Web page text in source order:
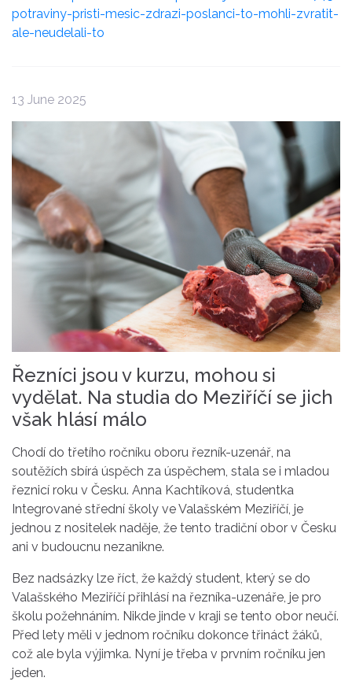
potraviny-pristi-mesic-zdrazi-poslanci-to-mohli-zvratit-
ale-neudelali-to
13 June 2025
Řezníci jsou v kurzu, mohou si
vydělat. Na studia do Meziříčí se jich
však hlásí málo
Chodí do třetího ročníku oboru řezník-uzenář, na
soutěžích sbírá úspěch za úspěchem, stala se i mladou
řeznicí roku v Česku. Anna Kachtíková, studentka
Integrované střední školy ve Valašském Meziříčí, je
jednou z nositelek naděje, že tento tradiční obor v Česku
ani v budoucnu nezanikne.
Bez nadsázky lze říct, že každý student, který se do
Valašského Meziříčí přihlásí na řezníka-uzenáře, je pro
školu požehnáním. Nikde jinde v kraji se tento obor neučí.
Před lety měli v jednom ročníku dokonce třináct žáků,
což ale byla výjimka. Nyní je třeba v prvním ročníku jen
jeden.